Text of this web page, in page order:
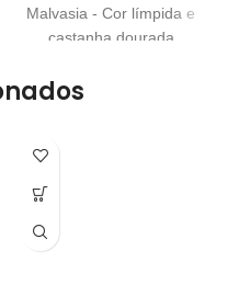
Malvasia - Cor límpida e
castanha dourada
pronunciada. Bouquet
frutos secos e madeira,
toffee e baunilha. Doce,
macio, encorpado e
complexo, com um longo